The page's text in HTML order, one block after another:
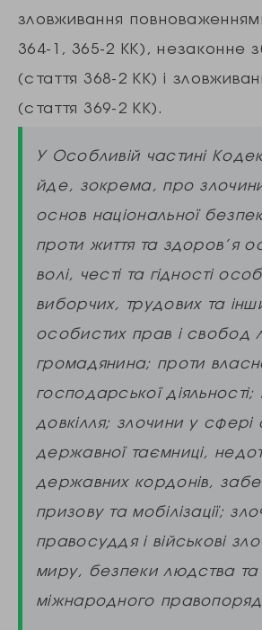
зловживання
364-1, 365-2 КК), незаконне
(стаття 368-2 КК) і
(стаття 369-2 КК).
У Особливій частині
йде, зокрема, про
основ національної
проти життя та здоров’я
волі, честі та гідності
виборчих, трудових та
особистих прав і свобод
громадянина; проти
господарської діяльності;
довкілля; злочини у
державної таємниці,
державних кордонів,
призову та мобілізації;
правосуддя і військові
миру, безпеки людства та
міжнародного